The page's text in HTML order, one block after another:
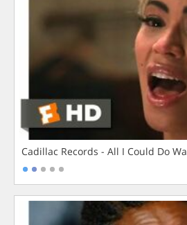
Cadillac Records - All I Could Do